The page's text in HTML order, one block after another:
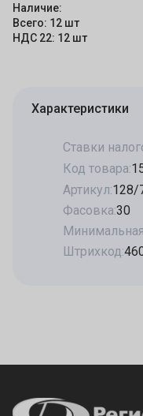
Наличие:
Всего: 12 шт
НДС 22: 12 шт
Характеристики
Ставки
Код товара:
Артикул:128/
Фасовка:30
Штрихкод: